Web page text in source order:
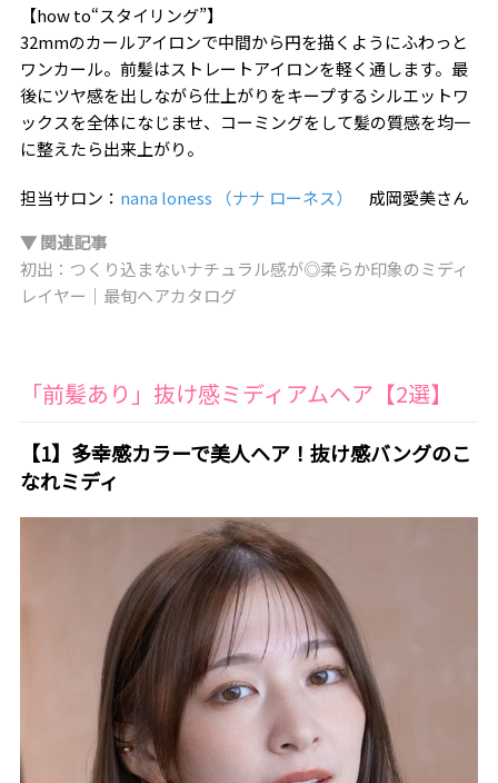
【how to“スタイリング”】
32mmのカールアイロンで中間から円を描くようにふわっと
ワンカール。前髪はストレートアイロンを軽く通します。最
後にツヤ感を出しながら仕上がりをキープするシルエットワ
ックスを全体になじませ、コーミングをして髪の質感を均一
に整えたら出来上がり。
担当サロン： nana loness （ナナ ローネス）
成岡愛美さん
▼ 関連記事
初出：つくり込まないナチュラル感が◎柔らか印象のミディ
レイヤー｜最旬ヘアカタログ
「前髪あり」抜け感ミディアムヘア【2選】
【1】多幸感カラーで美人ヘア！抜け感バングのこ
なれミディ